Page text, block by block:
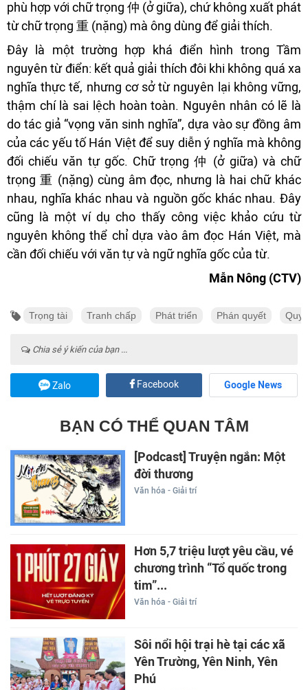
phù hợp với chữ trọng 仲 (ở giữa), chứ không xuất phát
từ chữ trọng 重 (nặng) mà ông dùng để giải thích.
Đây là một trường hợp khá điển hình trong Tầm
nguyên từ điển: kết quả giải thích đôi khi không quá xa
nghĩa thực tế, nhưng cơ sở từ nguyên lại không vững,
thậm chí là sai lệch hoàn toàn. Nguyên nhân có lẽ là
do tác giả “vọng văn sinh nghĩa”, dựa vào sự đồng âm
của các yếu tố Hán Việt để suy diễn ý nghĩa mà không
đối chiếu văn tự gốc. Chữ trọng 仲 (ở giữa) và chữ
trọng 重 (nặng) cùng âm đọc, nhưng là hai chữ khác
nhau, nghĩa khác nhau và nguồn gốc khác nhau. Đây
cũng là một ví dụ cho thấy công việc khảo cứu từ
nguyên không thể chỉ dựa vào âm đọc Hán Việt, mà
cần đối chiếu với văn tự và ngữ nghĩa gốc của từ.
Mẫn Nông (CTV)
Trọng tài Tranh chấp Phát triển Phán quyết
Chia sẻ ý kiến của bạn ...
Zalo Facebook Google News
BẠN CÓ THỂ QUAN TÂM
[Podcast] Truyện ngắn: Một
đời thương
Văn hóa - Giải trí
Hơn 5,7 triệu lượt yêu cầu, vé
chương trình “Tổ quốc trong
tim”...
Văn hóa - Giải trí
Sôi nổi hội trại hè tại các xã
Yên Trường, Yên Ninh, Yên
Phú